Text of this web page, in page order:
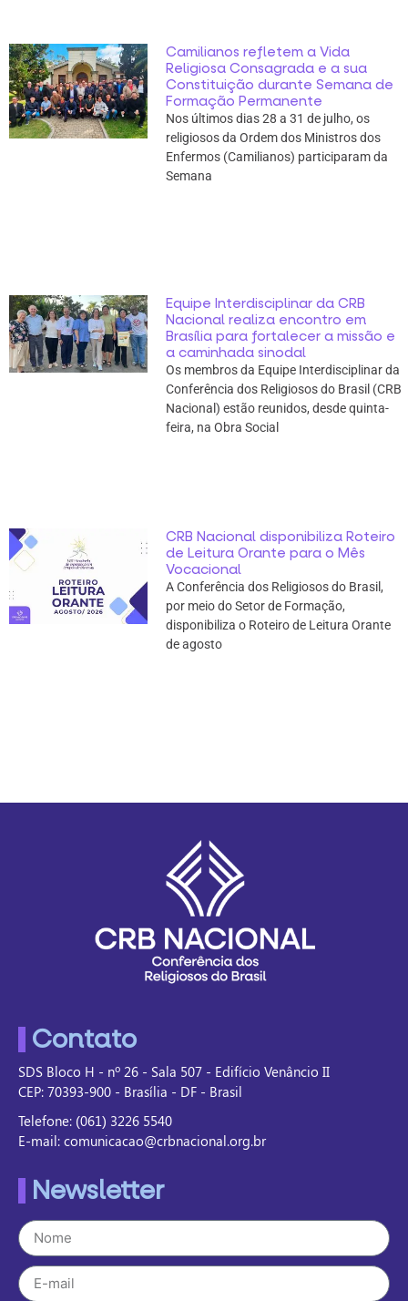
Camilianos refletem a Vida
Religiosa Consagrada e a sua
Constituição durante Semana de
Formação Permanente
Nos últimos dias 28 a 31 de julho, os
religiosos da Ordem dos Ministros dos
Enfermos (Camilianos) participaram da
Semana
Equipe Interdisciplinar da CRB
Nacional realiza encontro em
Brasília para fortalecer a missão e
a caminhada sinodal
Os membros da Equipe Interdisciplinar da
Conferência dos Religiosos do Brasil (CRB
Nacional) estão reunidos, desde quinta-
feira, na Obra Social
CRB Nacional disponibiliza Roteiro
de Leitura Orante para o Mês
Vocacional
A Conferência dos Religiosos do Brasil,
por meio do Setor de Formação,
disponibiliza o Roteiro de Leitura Orante
de agosto
Contato
SDS Bloco H - nº 26 - Sala 507 - Edifício Venâncio II
CEP: 70393-900 - Brasília - DF - Brasil
Telefone: (061) 3226 5540
E-mail: comunicacao@crbnacional.org.br
Newsletter